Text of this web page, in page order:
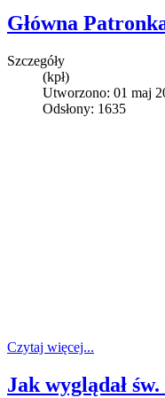
Główna
Szczegóły
(kpł)
Utworzono: 01 maj
Odsłony: 1635
Czytaj więcej...
Jak wyglądał